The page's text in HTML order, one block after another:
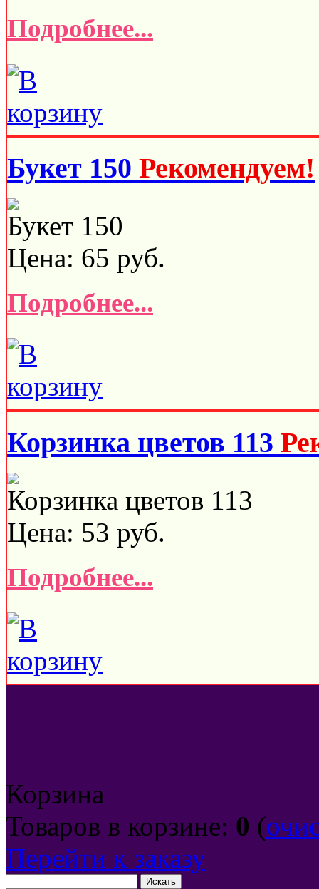
Подробнее...
Букет 150 Рекомендуем!
Букет 150
Цена: 65 руб.
Подробнее...
Корзинка цветов 113
Корзинка цветов 113
Цена: 53 руб.
Подробнее...
Корзина
Товаров в корзине: 0 (
Перейти к заказу